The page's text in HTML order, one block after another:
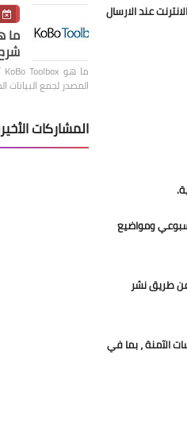
عند الارسال
المصدر لجمع
المشاركات